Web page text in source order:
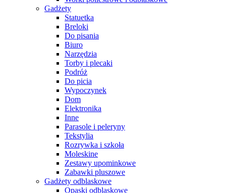
Gadżety
Statuetka
Breloki
Do pisania
Biuro
Narzędzia
Torby i plecaki
Podróż
Do picia
Wypoczynek
Dom
Elektronika
Inne
Parasole i peleryny
Tekstylia
Rozrywka i szkoła
Moleskine
Zestawy upominkowe
Zabawki pluszowe
Gadżety odblaskowe
Opaski odblaskowe